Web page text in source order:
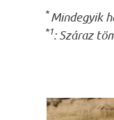
*Mindegyik
*1: Száraz